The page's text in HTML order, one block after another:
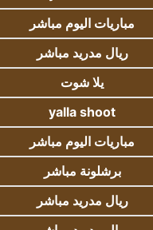
مباريات اليوم مباشر
ريال مدريد مباشر
يلا شوت
yalla shoot
مباريات اليوم مباشر
برشلونة مباشر
ريال مدريد مباشر